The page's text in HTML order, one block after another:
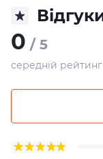
0 / 5
середній